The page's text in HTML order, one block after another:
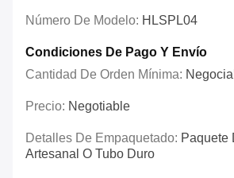
Número De Modelo: HLSPL04
Condiciones De Pago Y Envío
Cantidad De Orden Mínima:
Precio: Negotiable
Detalles De Empaquetado: Paquete
Artesanal O Tubo Duro